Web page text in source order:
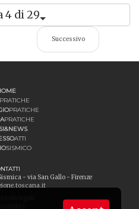
4 di 29
Successivo
PRATICHE
PRATICHE
PRATICHE
ATTI
SISMICO
- via San Gallo - Firenze